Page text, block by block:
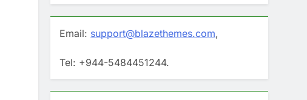
Email: support@blazethemes.com,
Tel: +944-5484451244.